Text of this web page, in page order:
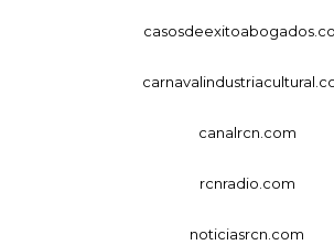
canalrcn.com
rcnradio.com
noticiasrcn.com